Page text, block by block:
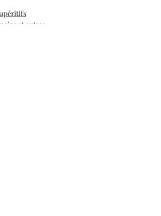
apéritifs
pains et autres